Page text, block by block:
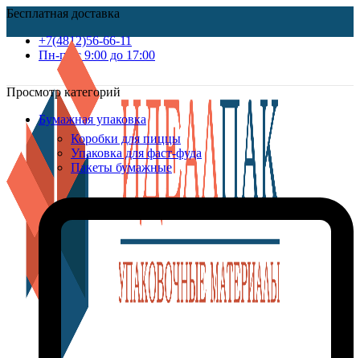
Бесплатная доставка
+7(4812)56-66-11
Пн-пт c 9:00 до 17:00
Просмотр категорий
Бумажная упаковка
Коробки для пиццы
Упаковка для фаст-фуда
Пакеты бумажные